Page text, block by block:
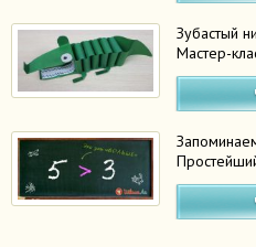
Зубастый
Мастер-